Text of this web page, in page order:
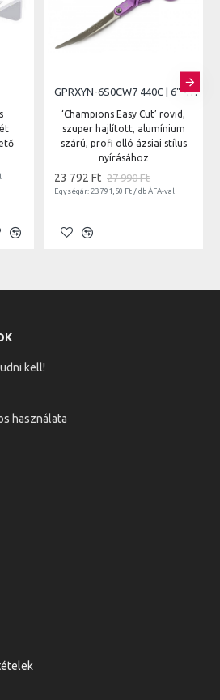
GPRXYN-6S0CW7 440C | 6" - vágóél hossz 6,8 cm - teljes hossz 15cm
‘Champions Easy Cut’ rövid,
szuper hajlított, alumínium
szárú, profi olló ázsiai stílus
nyírásához
23 792 Ft 27 990 Ft
Egységár: 23 791,50 Ft / db ÁFA-val
kell!
használata